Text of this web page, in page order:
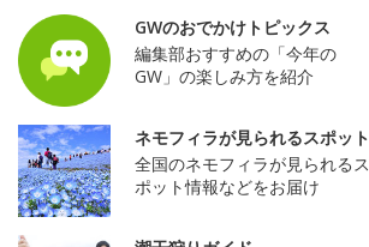
GWのおでかけトピックス
編集部おすすめの「今年の
GW」の楽しみ方を紹介
ネモフィラが見られるスポット
全国のネモフィラが見られるス
ポット情報などをお届け